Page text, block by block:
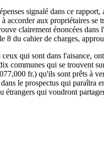
signalé dans ce
aux propriétaires se
clairement énoncées
du cahier de charges,
qui sont dans l'aisance,
communes qui se trouvent
fr.) qu'ils sont prêts à
le prospectus qui
qui voudront